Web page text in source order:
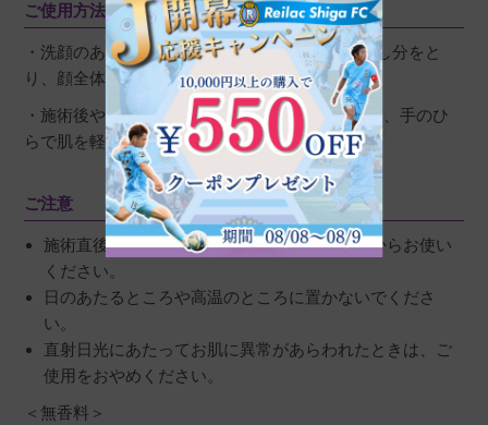
ご使用方法
・洗顔のあと、コットンにディスペンサー3回押し分をと
り、顔全体にていねいになじませます。
・施術後や肌が敏感なときは、コットンは使わず、手のひ
らで肌を軽くおさえるようにしてなじませます。
ご注意
施術直後は、肌に異常がないことを確認してからお使い
ください。
日のあたるところや高温のところに置かないでくださ
い。
直射日光にあたってお肌に異常があらわれたときは、ご
使用をおやめください。
＜無香料＞